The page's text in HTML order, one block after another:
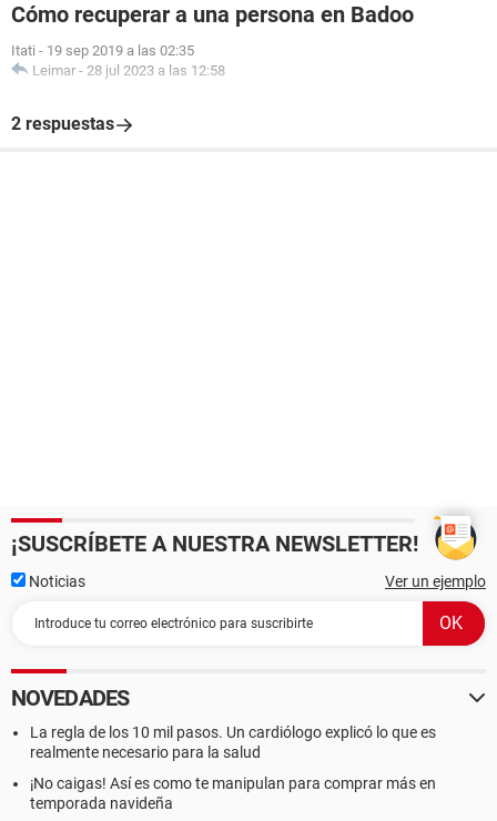
Cómo recuperar a una persona en Badoo
Itati - 19 sep 2019 a las 02:35
Leimar - 28 jul 2023 a las 12:58
2 respuestas
¡SUSCRÍBETE A NUESTRA NEWSLETTER!
Noticias Ver un ejemplo
NOVEDADES
La regla de los 10 mil pasos. Un cardiólogo explicó lo que es
realmente necesario para la salud
¡No caigas! Así es como te manipulan para comprar más en
temporada navideña